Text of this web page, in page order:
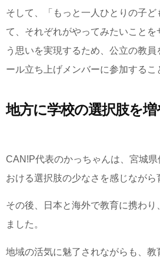
そして、「もっと一人ひとりの子ど
て、それぞれがやってみたいこと
う思いを実現するため、公立の教
ール立ち上げメンバーに参加するこ
地方に学校の選択肢を
CAN!P代表のかっちゃんは、宮城
おける選択肢の少なさを感じながら
その後、日本と海外で教育に携わり
ました。
地域の活気に魅了されながらも、教